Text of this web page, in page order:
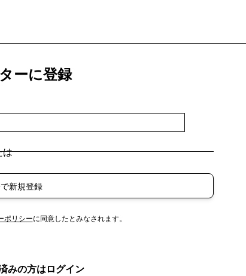
ーに登録
新規登録
ポリシーに同意したとみなされます。
みの方はログイン